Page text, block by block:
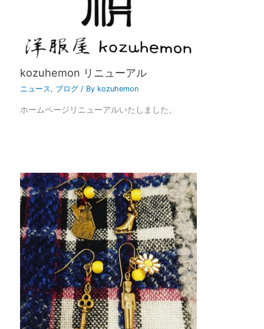
kozuhemon リニューアル
ニュース, ブログ / By kozuhemon
ホームページリニューアルいたしました。